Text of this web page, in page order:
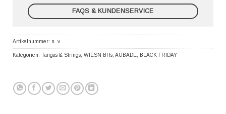
FAQS & KUNDENSERVICE
Artikelnummer: n. v.
Kategorien: Tangas & Strings WIESN BHs AUBADE BLACK FRIDAY